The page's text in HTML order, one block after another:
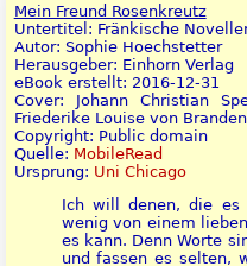
Mein Freund Rosenkreutz
Untertitel: Fränkische
Autor: Sophie Hoechstetter
Herausgeber: Einhorn Verlag
eBook erstellt: 2016-12-31
Cover: Johann Christian
Friederike Louise von
Copyright: Public domain
Quelle: MobileRead
Ursprung: Uni Chicago
Ich will denen, die
wenig von einem
es kann. Denn Worte
und fassen es selten,